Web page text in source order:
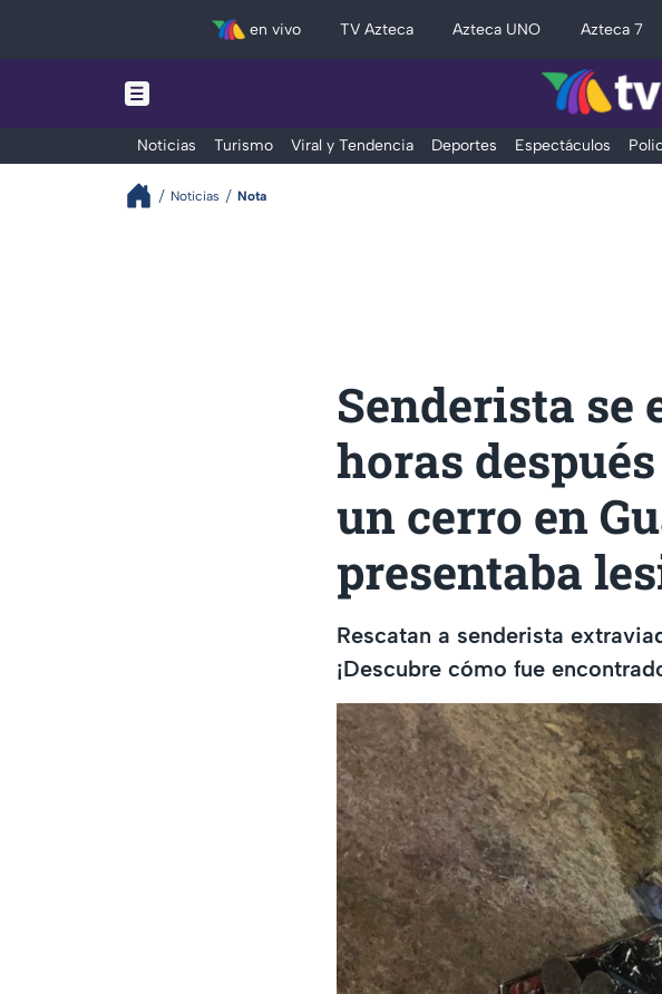
en vivo TV Azteca Azteca UNO Azteca 7
Noticias Turismo Viral y Tendencia Deportes Espectáculos
Noticias Nota
Senderista
horas
un cerro en
presentaba
Rescatan a senderista
¡Descubre cómo fue